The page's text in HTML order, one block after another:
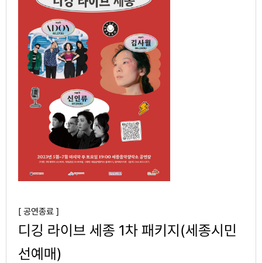
[ 공연종료 ]
디깅 라이브 세종 1차 패키지(세종시민
선예매)